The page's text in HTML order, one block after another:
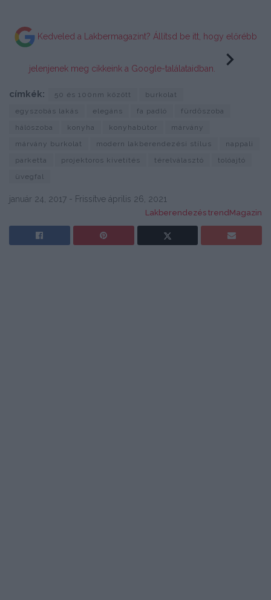
Kedveled a Lakbermagazint? Állítsd be itt, hogy előrébb
jelenjenek meg cikkeink a Google-találataidban.
címkék: 50 és 100nm között
burkolat
egyszobás lakás
elegáns fa padló
fürdőszoba
hálószoba
konyha konyhabútor
márvány
márvány burkolat
modern lakberendezési stílus
nappali
parketta
projektoros kivetítés térelválasztó
tolóajtó
üvegfal
január 24, 2017 - Frissítve április 26, 2021
Lakberendezés trendMagazin